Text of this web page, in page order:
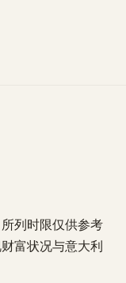
列时限仅供参考
富状况与意大利